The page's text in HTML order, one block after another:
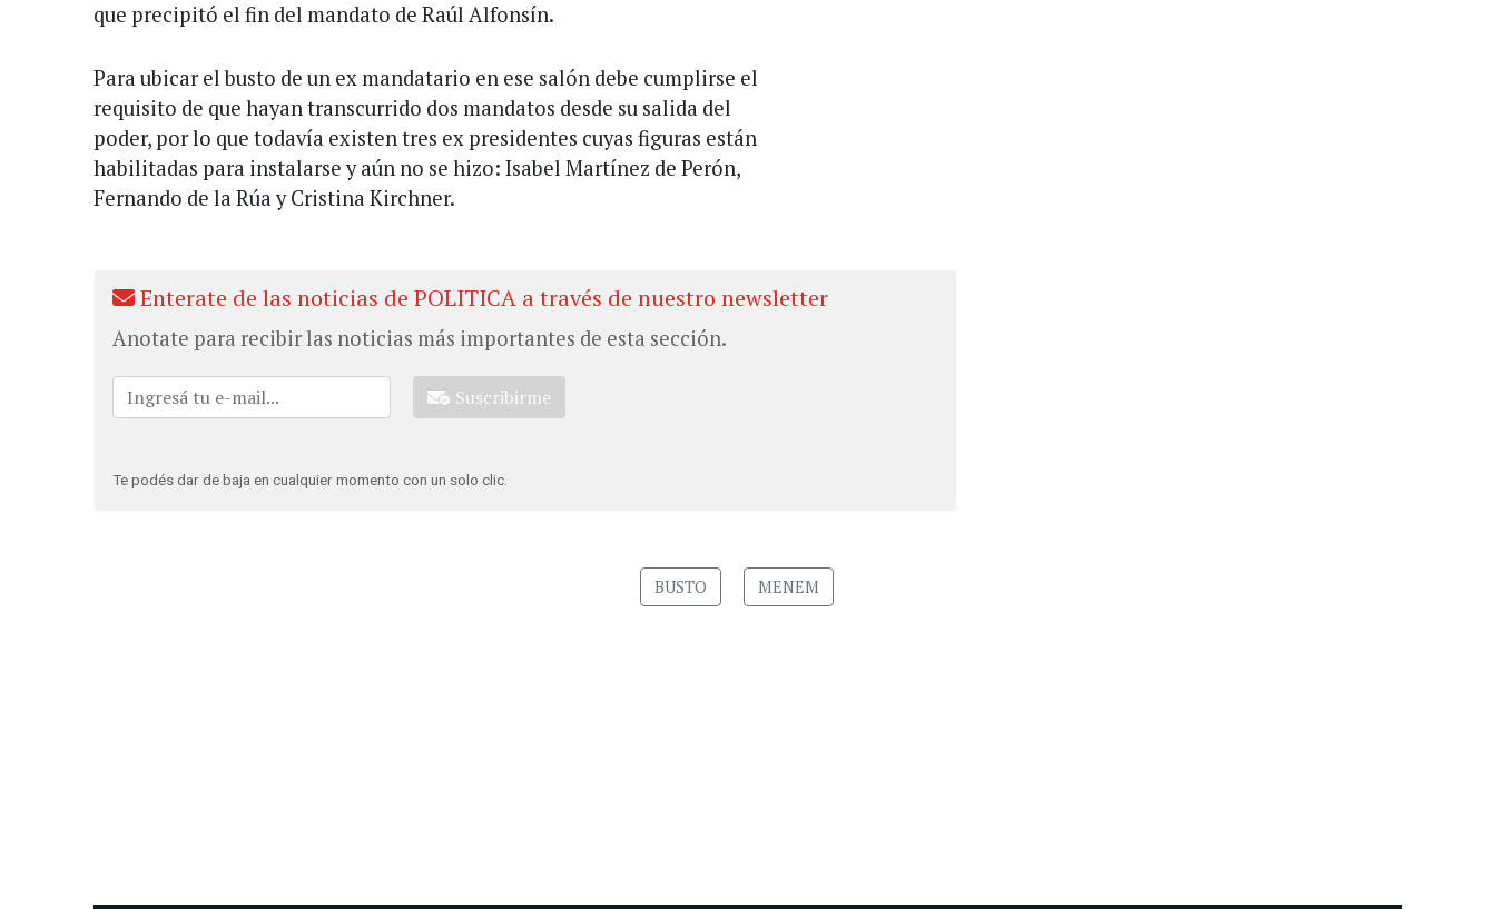
que precipitó el fin del mandato de Raúl Alfonsín.
Para ubicar el busto de un ex mandatario en ese salón debe cumplirse el
requisito de que hayan transcurrido dos mandatos desde su salida del
poder, por lo que todavía existen tres ex presidentes cuyas figuras están
habilitadas para instalarse y aún no se hizo: Isabel Martínez de Perón,
Fernando de la Rúa y Cristina Kirchner.
Enterate de las noticias de POLITICA a través de nuestro newsletter
Anotate para recibir las noticias más importantes de esta sección.
Suscribirme
Te podés dar de baja en cualquier momento con un solo clic.
BUSTO MENEM